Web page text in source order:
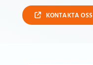
KONTAKTA OSS